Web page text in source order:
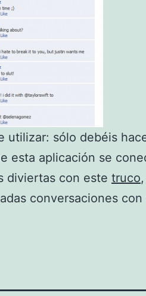
utilizar: sólo debéis
esta aplicación se
diviertas con este truco
conversaciones